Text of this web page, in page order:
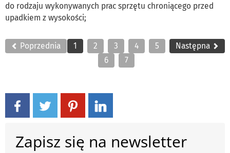
do rodzaju wykonywanych prac sprzętu chroniącego przed
upadkiem z wysokości;
Poprzednia 1 2 3 4
5
6
7
Następna
Zapisz się na newsletter